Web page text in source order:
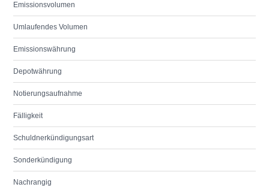
Emissionsvolumen
Umlaufendes Volumen
Emissionswährung
Depotwährung
Notierungsaufnahme
Fälligkeit
Schuldnerkündigungsart
Sonderkündigung
Nachrangig